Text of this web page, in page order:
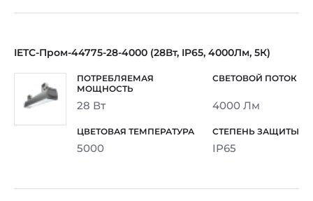
IETC-Пром-44775-28-4000 (28Вт, IP65, 4000Лм, 5К)
28 Вт 4000 Лм
5000 IP65